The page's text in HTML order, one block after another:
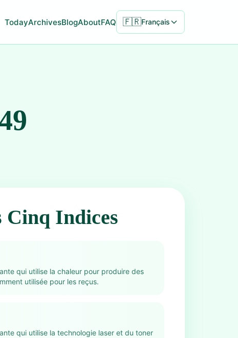
TodayArchivesBlogAboutFAQ 🇫🇷Français
Cinq Indices
qui utilise la chaleur pour produire des
utilisée pour les reçus.
qui utilise la technologie laser et du toner